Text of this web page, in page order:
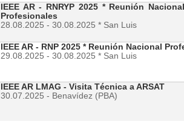
IEEE AR - RNRYP 2025 * Reunión
Profesionales
28.08.2025 - 30.08.2025 * San Luis
IEEE AR - RNP 2025 * Reunión Nacional
29.08.2025 - 30.08.2025 * San Luis
IEEE AR LMAG - Visita Técnica a ARSAT
30.07.2025 - Benavídez (PBA)